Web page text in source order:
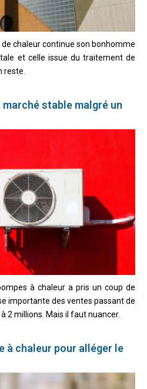
chaleur continue son bonhomme
et celle issue du traitement de
reste.
marché stable malgré un
à chaleur a pris un coup de
importante des ventes passant de
2 millions. Mais il faut nuancer.
à chaleur pour alléger le